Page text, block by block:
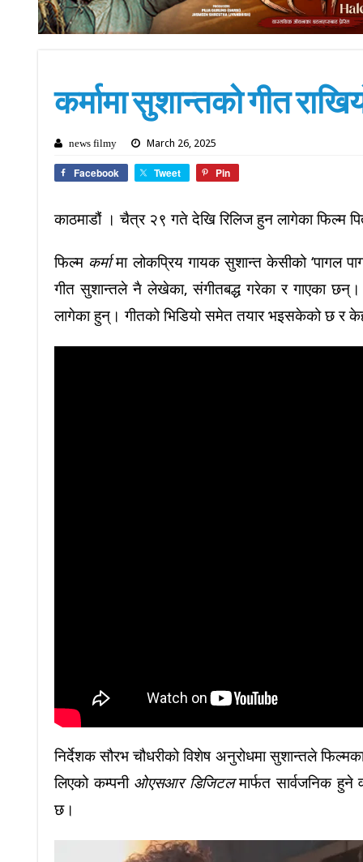
कर्मामा सुशान्तको गीत
news filmy March 26, 2025
Facebook Tweet Pin
काठमाडौं । चैत्र २९ गते देखि रिलिज हुन लागेका फिल्म
फिल्म कर्मामा लोकप्रिय गायक सुशान्त केसीको ‘पागल
गीत सुशान्तले नै लेखेका, संगीतबद्ध गरेका र गाएका छन्।
लागेका हुन्। गीतको भिडियो समेत तयार भइसकेको छ र
निर्देशक सौरभ चौधरीको विशेष अनुरोधमा सुशान्तले
लिएको कम्पनी ओएसआर डिजिटलमार्फत सार्वजनिक हुने
छ।